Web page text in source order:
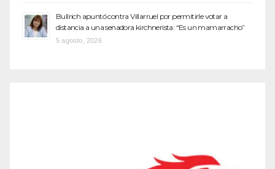
Bullrich apuntó contra Villarruel por permitirle votar a
distancia a una senadora kirchnerista: “Es un mamarracho”
5 agosto, 2026